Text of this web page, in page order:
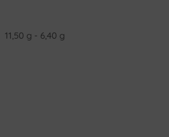
11,50 g - 6,40 g